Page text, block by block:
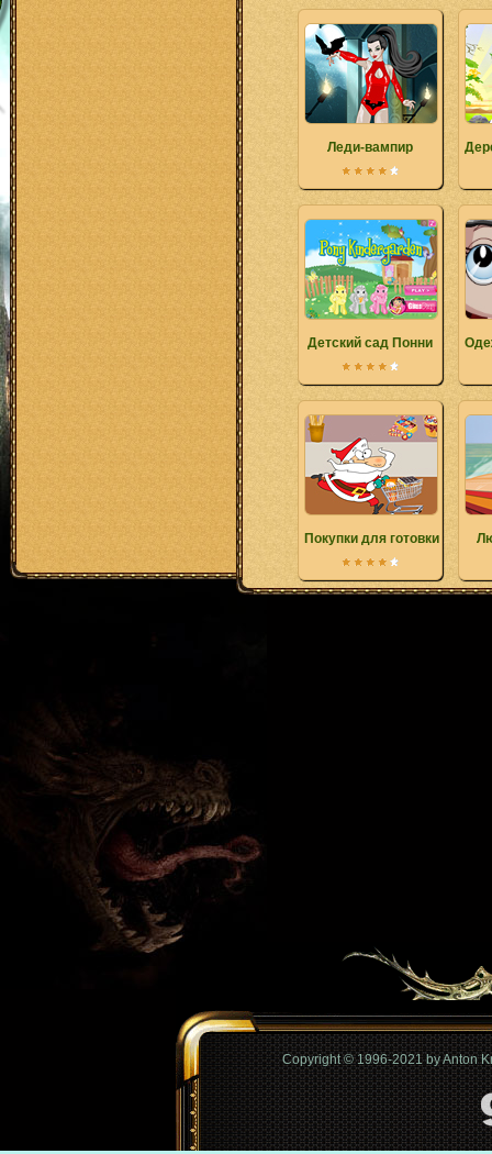
Леди-вампир
Детский сад Понни
Покупки для готовки
Copyright © 1996-2021 by Anton